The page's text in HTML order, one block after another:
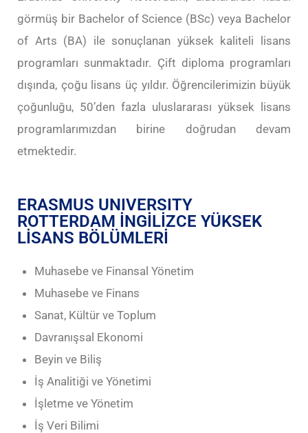
görmüş bir Bachelor of Science (BSc) veya Bachelor
of Arts (BA) ile sonuçlanan yüksek kaliteli lisans
programları sunmaktadır. Çift diploma programları
dışında, çoğu lisans üç yıldır. Öğrencilerimizin büyük
çoğunluğu, 50’den fazla uluslararası yüksek lisans
programlarımızdan birine doğrudan devam
etmektedir.
ERASMUS UNIVERSITY
ROTTERDAM İNGİLİZCE YÜKSEK
LİSANS BÖLÜMLERİ
Muhasebe ve Finansal Yönetim
Muhasebe ve Finans
Sanat, Kültür ve Toplum
Davranışsal Ekonomi
Beyin ve Biliş
İş Analitiği ve Yönetimi
İşletme ve Yönetim
İş Veri Bilimi